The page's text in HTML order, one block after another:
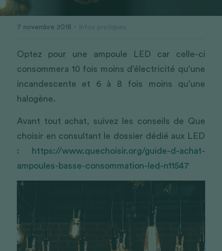
7 novembre 2018
Optez pour une ampoule LED car celle-ci
consommera 10 fois moins d’électricité qu’une
incandescente et 6 à 8 fois moins qu’une
halogène.
Avant tout achat, suivez les conseils de Que
choisir en consultant le dossier dédié aux LED
:
https://www.quechoisir.org/guide-d-achat-
ampoules-basse-consommation-led-n11547